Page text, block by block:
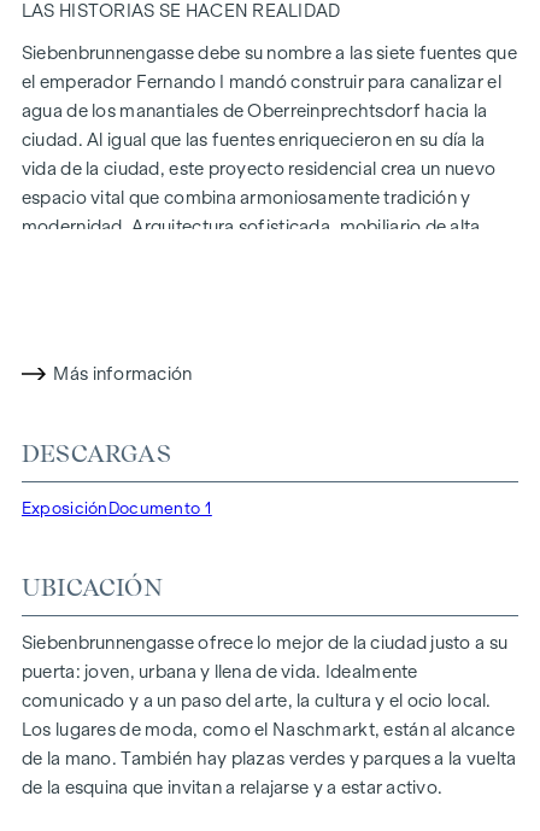
LAS HISTORIAS SE HACEN REALIDAD
Siebenbrunnengasse debe su nombre a las siete fuentes que
el emperador Fernando I mandó construir para canalizar el
agua de los manantiales de Oberreinprechtsdorf hacia la
ciudad. Al igual que las fuentes enriquecieron en su día la
vida de la ciudad, este proyecto residencial crea un nuevo
espacio vital que combina armoniosamente tradición y
modernidad. Arquitectura sofisticada, mobiliario de alta
CON ATENCIÓN AL DETALLE
flexibles y equipamiento de alta calidad: finos suelos de
superiores garantizan un agradable clima interior. Espacios
habitables listos para contar su historia. Ya sea balcón,
terraza o jardín, los generosos espacios abiertos de este
proyecto de nueva construcción le ofrecen un refugio
privado para respirar hondo. Disfrute de la mañana con una
taza de café o de la noche con una copa de vino: su retiro
personal le espera.
Más información
DESCARGAS
Exposición Documento 1
UBICACIÓN
Siebenbrunnengasse ofrece lo mejor de la ciudad justo a su
puerta: joven, urbana y llena de vida. Idealmente
comunicado y a un paso del arte, la cultura y el ocio local.
Los lugares de moda, como el Naschmarkt, están al alcance
de la mano. También hay plazas verdes y parques a la vuelta
de la esquina que invitan a relajarse y a estar activo.